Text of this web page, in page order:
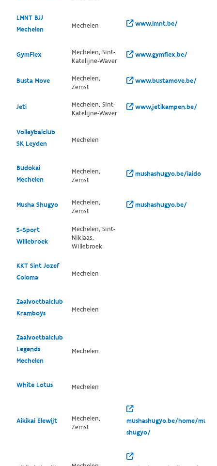
LMNT BJJ
Mechelen
Mechelen www.lmnt.be/
GymFlex
Mechelen, Sint-
Katelijne-Waver
www.gymflex.be/
Busta Move
Mechelen,
Zemst
www.bustamove.be/
Jeti
Mechelen, Sint-
Katelijne-Waver
www.jetikampen.be/
Volleybalclub
SK Leyden
Mechelen
Budokai
Mechelen
Mechelen,
Zemst
mushashugyo.be/iaido
Musha Shugyo
Mechelen,
Zemst
mushashugyo.be/
S-Sport
Willebroek
Mechelen, Sint-
Niklaas,
Willebroek
KKT Sint Jozef
Coloma
Mechelen
Zaalvoetbalclub
Kramboys
Mechelen
Zaalvoetbalclub
Legends
Mechelen
Mechelen
White Lotus Mechelen
Aikikai Elewijt
Mechelen,
Zemst
mushashugyo.be/home/
shugyo/